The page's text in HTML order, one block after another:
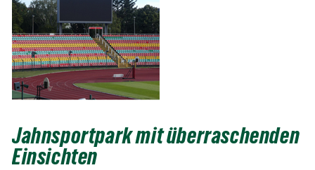
Jahnsportpark mit überraschenden
Einsichten